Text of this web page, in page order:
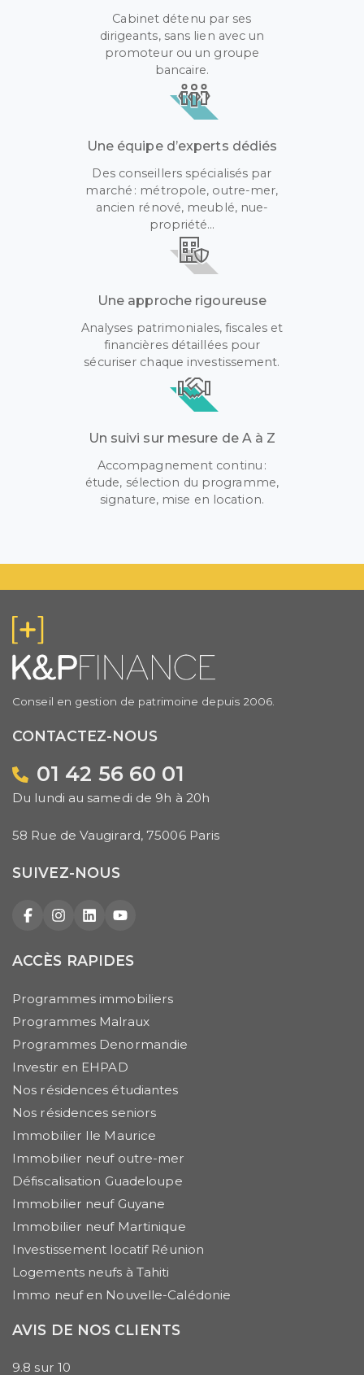
Cabinet détenu par ses
dirigeants, sans lien avec un
promoteur ou un groupe
bancaire.
Une équipe d’experts dédiés
Des conseillers spécialisés par
marché : métropole, outre-mer,
ancien rénové, meublé, nue-
propriété…
Une approche rigoureuse
Analyses patrimoniales, fiscales et
financières détaillées pour
sécuriser chaque investissement.
Un suivi sur mesure de A à Z
Accompagnement continu :
étude, sélection du programme,
signature, mise en location.
Conseil en gestion de patrimoine depuis 2006.
CONTACTEZ-NOUS
01 42 56 60 01
Du lundi au samedi de 9h à 20h
58 Rue de Vaugirard, 75006 Paris
SUIVEZ-NOUS
FacebookInstagram
LinkedInYouTube
ACCÈS RAPIDES
Programmes immobiliers
Programmes Malraux
Programmes Denormandie
Investir en EHPAD
Nos résidences étudiantes
Nos résidences seniors
Immobilier Ile Maurice
Immobilier neuf outre-mer
Défiscalisation Guadeloupe
Immobilier neuf Guyane
Immobilier neuf Martinique
Investissement locatif Réunion
Logements neufs à Tahiti
Immo neuf en Nouvelle-Calédonie
AVIS DE NOS CLIENTS
9.8 sur 10